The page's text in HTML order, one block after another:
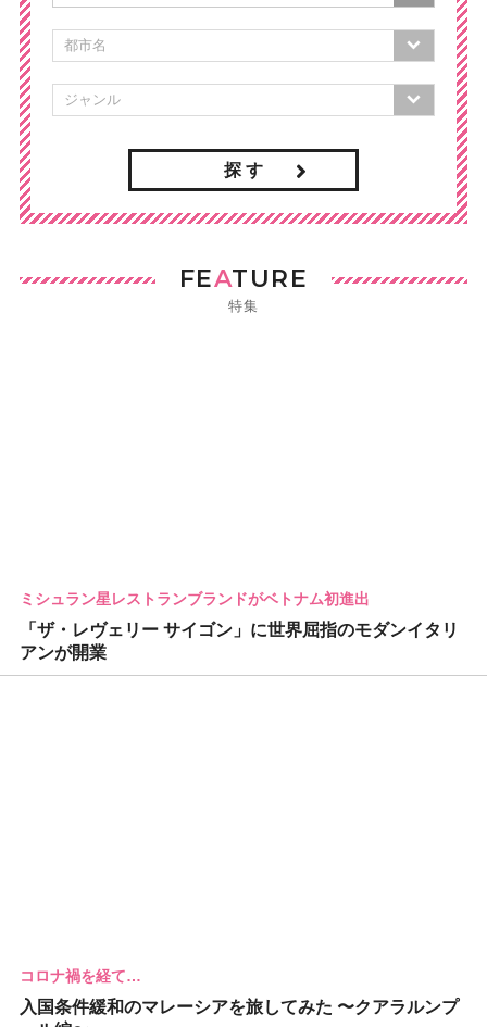
探 す
FEATURE
特集
ミシュラン星レストランブランドがベトナム初進出
「ザ・レヴェリー サイゴン」に世界屈指のモダンイタリ
アンが開業
コロナ禍を経て…
入国条件緩和のマレーシアを旅してみた 〜クアラルンプ